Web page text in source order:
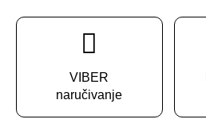
VIBER
naručivanje